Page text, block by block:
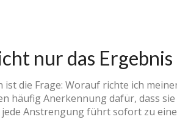
nur das Ergebnis
die Frage: Worauf richte ich
häufig Anerkennung dafür, dass
Anstrengung führt sofort zu